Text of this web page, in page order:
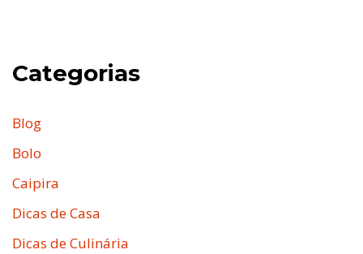
Categorias
Blog
Bolo
Caipira
Dicas de Casa
Dicas de Culinária